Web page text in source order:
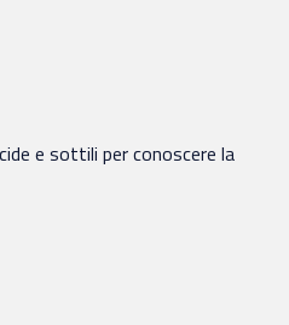
e sottili per conoscere la